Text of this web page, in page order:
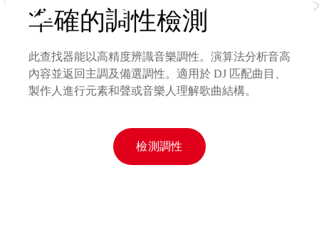
準確的調性檢測
此查找器能以高精度辨識音樂調性。演算法分析音高
內容並返回主調及備選調性。適用於 DJ 匹配曲目、
製作人進行元素和聲或音樂人理解歌曲結構。
檢測調性